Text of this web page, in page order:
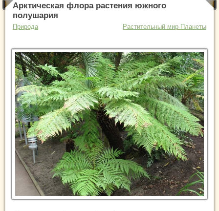
Арктическая флора растения южного
полушария
Природа Растительный мир Планеты